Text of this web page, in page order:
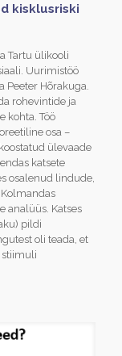
kisklusriski
Tartu ülikooli
Uurimistöö
Hõrakuga.
rohevintide ja
kohta. Töö
osa –
ülevaade
katsete
osalenud lindude,
analüüs. Katses
pildi
oli teada, et
stiimuli